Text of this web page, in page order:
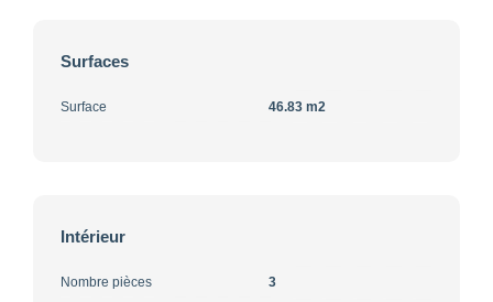
Surfaces
Surface 46.83 m2
Intérieur
Nombre pièces 3